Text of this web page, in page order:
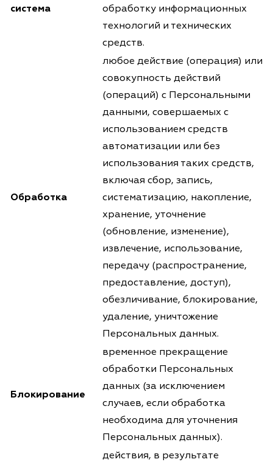
система
обработку информационных
технологий и технических
средств.
Обработка
любое действие (операция) или
совокупность действий
(операций) с Персональными
данными, совершаемых с
использованием средств
автоматизации или без
использования таких средств,
включая сбор, запись,
систематизацию, накопление,
хранение, уточнение
(обновление, изменение),
извлечение, использование,
передачу (распространение,
предоставление, доступ),
обезличивание, блокирование,
удаление, уничтожение
Персональных данных.
Блокирование
временное прекращение
обработки Персональных
данных (за исключением
случаев, если обработка
необходима для уточнения
Персональных данных).
действия, в результате